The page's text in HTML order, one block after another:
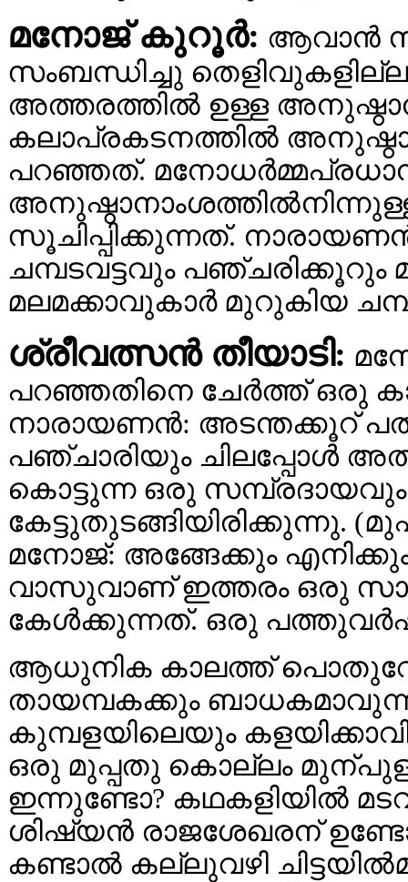
മനോജ്‌ കുറൂര്‍: ആവാന്‍
സംബന്ധിച്ചു
അത്തരത്തില്‍ ഉള്ള
കലാപ്രകടനത്തില്‍
പറഞ്ഞത്.
സൂചിപ്പിക്കുന്നത്.
ചമ്പടവട്ടവും പഞ്ചരിക്കൂറും
മലമക്കാവുകാര്‍ മുറുകിയ
ശ്രീവത്സന്‍ തീയാടി:
പറഞ്ഞതിനെ ചേര്‍ത്ത് ഒരു
നാരായണന്‍: അടന്തക്കൂറ്
പഞ്ചാരിയും ചിലപ്പോള്‍
കൊട്ടുന്ന ഒരു സമ്പ്രദായവും
കേട്ടുതുടങ്ങിയിരിക്കുന്നു.
മനോജ്‌: അങ്ങേക്കും എനിക്കും
വാസുവാണ് ഇത്തരം ഒരു
കേള്‍ക്കുന്നത്. ഒരു
ആധുനിക കാലത്ത് പൊതുവേ
തായമ്പകക്കും
കുമ്പളയിലെയും
ഒരു മുപ്പതു കൊല്ലം
ഇന്നുണ്ടോ? കഥകളിയില്‍
ശിഷ്യന്‍ രാജശേഖരന്
കണ്ടാല്‍ കല്ലുവഴി